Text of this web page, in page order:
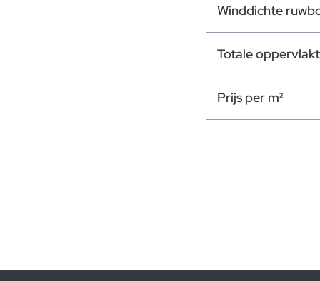
Winddichte
Totale
Prijs per m²
ruwbouw